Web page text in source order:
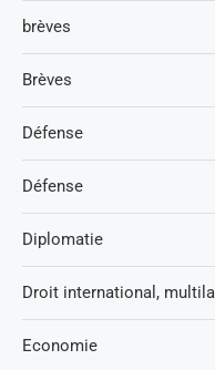
brèves
Brèves
Défense
Défense
Diplomatie
Droit international,
Economie